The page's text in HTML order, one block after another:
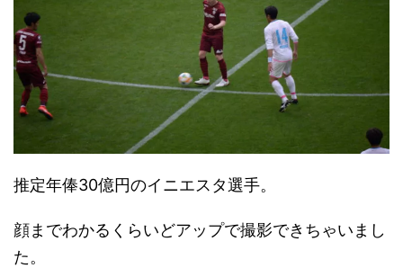
推定年俸30億円のイニエスタ選手。
顔までわかるくらいどアップで撮影できちゃいまし
た。